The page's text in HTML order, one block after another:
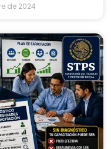
de 2024